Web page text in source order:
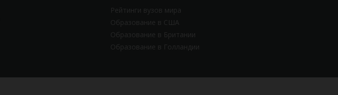
Рейтинги вузов мира
Образование в США
Образование в Британии
Образование в Голландии